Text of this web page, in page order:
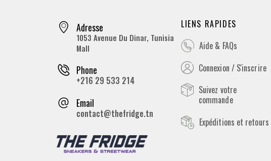
Adresse
1053 Avenue Du Dinar, Tunisia
Mall
Phone
+216 29 533 214
Email
contact@thefridge.tn
LIENS RAPIDES
Aide & FAQs
Connexion / S'inscrire
Suivez votre
commande
Expéditions et retours